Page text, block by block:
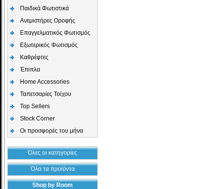
Παιδικά Φωτιστικά
Aνεμιστήρες Οροφής
Επαγγελματικός Φωτισμός
Εξωτερικός Φωτισμός
Καθρέφτες
Έπιπλα
Home Accessories
Ταπετσαρίες Τοίχου
Top Sellers
Stock Corner
Οι προσφορές του μήνα
Όλες οι κατηγορίες
Όλα τα προϊόντα
Shop by Room